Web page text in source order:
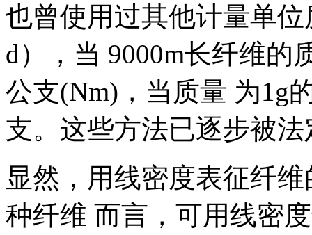
也曾使用过其他计量单
d），当 9000m长纤维的
公支(Nm)，当质量 为1g
支。这些方法已逐步被
显然，用线密度表征纤
种纤维 而言，可用线密